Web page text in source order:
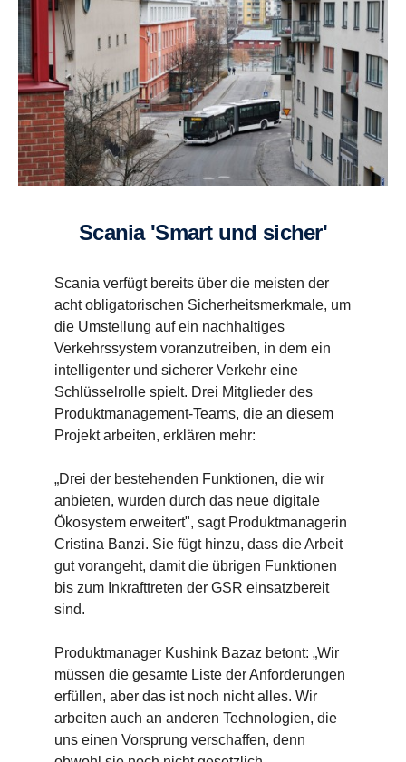
Scania 'Smart und sicher'
Scania verfügt bereits über die meisten der
acht obligatorischen Sicherheitsmerkmale, um
die Umstellung auf ein nachhaltiges
Verkehrssystem voranzutreiben, in dem ein
intelligenter und sicherer Verkehr eine
Schlüsselrolle spielt. Drei Mitglieder des
Produktmanagement-Teams, die an diesem
Projekt arbeiten, erklären mehr:
„Drei der bestehenden Funktionen, die wir
anbieten, wurden durch das neue digitale
Ökosystem erweitert", sagt Produktmanagerin
Cristina Banzi. Sie fügt hinzu, dass die Arbeit
gut vorangeht, damit die übrigen Funktionen
bis zum Inkrafttreten der GSR einsatzbereit
sind.
Produktmanager Kushink Bazaz betont: „Wir
müssen die gesamte Liste der Anforderungen
erfüllen, aber das ist noch nicht alles. Wir
arbeiten auch an anderen Technologien, die
uns einen Vorsprung verschaffen, denn